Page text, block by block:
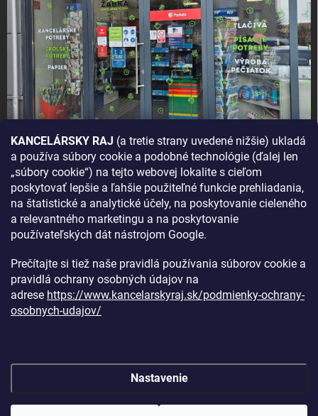
KANCELÁRSKY RAJ (a tretie strany uvedené nižšie) ukladá
a používa súbory cookie a podobné technológie (ďalej len
„súbory cookie“) na tejto webovej lokalite s cieľom
poskytovať lepšie a ľahšie použiteľné funkcie prehliadania,
na štatistické a analytické účely, na poskytovanie cieleného
a relevantného marketingu a na poskytovanie
používateľských dát nástrojom Google.
Prečítajte si tiež naše pravidlá používania súborov cookie a
pravidlá ochrany osobných údajov na
adrese https://www.kancelarskyraj.sk/podmienky-ochrany-
osobnych-udajov/
Nastavenie
AKO SA K NÁM DOSTANETE?
Copyright 2026Kancelársky raj. Všetky práva vyhradené.Upraviť